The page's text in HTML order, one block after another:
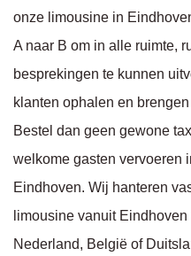
onze limousine in
A naar B om in alle ruimte,
besprekingen te kunnen
klanten ophalen en
Bestel dan geen gewone
welkome gasten vervoeren
Eindhoven. Wij hanteren
limousine vanuit
Nederland, België of